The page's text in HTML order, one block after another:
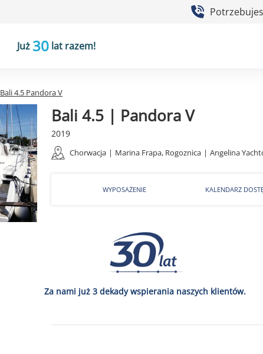
Już 30 lat razem!
Bali 4.5 Pandora V
Bali 4.5 | Pandora V
2019
Chorwacja | Marina Frapa, Rogoznica | Angelina
WYPOSAŻENIE KALENDARZ
Za nami już 3 dekady wspierania naszych klientów.